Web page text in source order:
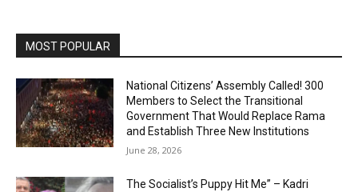
MOST POPULAR
National Citizens’ Assembly Called! 300
Members to Select the Transitional
Government That Would Replace Rama
and Establish Three New Institutions
June 28, 2026
The Socialist’s Puppy Hit Me” – Kadri